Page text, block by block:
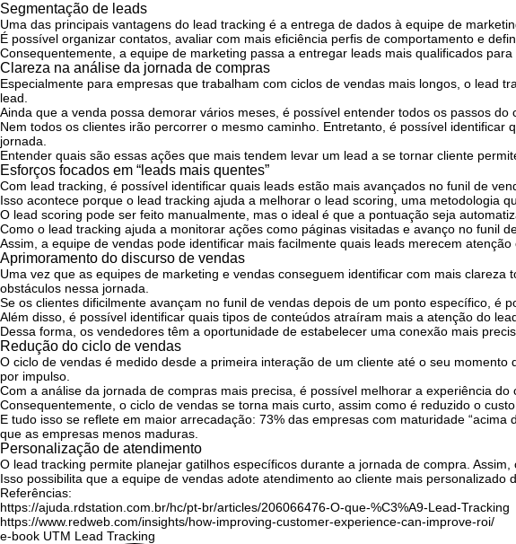
Segmentação de leads
Uma das principais vantagens do lead tracking é a entrega de dados à equipe de
É possível organizar contatos, avaliar com mais eficiência perfis de comportamento e
Consequentemente, a equipe de marketing passa a entregar leads mais qualificados
Clareza na análise da jornada de compras
Especialmente para empresas que trabalham com ciclos de vendas mais longos, o lead
lead.
Ainda que a venda possa demorar vários meses, é possível entender todos os passos
Nem todos os clientes irão percorrer o mesmo caminho. Entretanto, é possível
jornada.
Entender quais são essas ações que mais tendem levar um lead a se tornar cliente
Esforços focados em “leads mais quentes”
Com lead tracking, é possível identificar quais leads estão mais avançados no funil de
Isso acontece porque o lead tracking ajuda a melhorar o lead scoring, uma metodologia
O lead scoring pode ser feito manualmente, mas o ideal é que a pontuação seja
Como o lead tracking ajuda a monitorar ações como páginas visitadas e avanço no funil
Assim, a equipe de vendas pode identificar mais facilmente quais leads merecem
Aprimoramento do discurso de vendas
Uma vez que as equipes de marketing e vendas conseguem identificar com mais
obstáculos nessa jornada.
Se os clientes dificilmente avançam no funil de vendas depois de um ponto específico, é
Além disso, é possível identificar quais tipos de conteúdos atraíram mais a atenção do
Dessa forma, os vendedores têm a oportunidade de estabelecer uma conexão mais
Redução do ciclo de vendas
O ciclo de vendas é medido desde a primeira interação de um cliente até o seu
por impulso.
Com a análise da jornada de compras mais precisa, é possível melhorar a experiência
Consequentemente, o ciclo de vendas se torna mais curto, assim como é reduzido o
E tudo isso se reflete em maior arrecadação: 73% das empresas com maturidade “acima
que as empresas menos maduras.
Personalização de atendimento
O lead tracking permite planejar gatilhos específicos durante a jornada de compra.
Isso possibilita que a equipe de vendas adote atendimento ao cliente mais
Referências:
https://ajuda.rdstation.com.br/hc/pt-br/articles/206066476-O-que-%C3%A9-Lead-Tracking
https://www.redweb.com/insights/how-improving-customer-experience-can-improve-roi/
e-book UTM Lead Tracking